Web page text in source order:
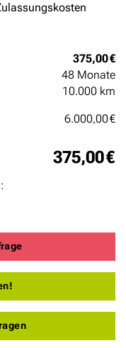
375,00 €
48 Monate
10.000 km
6.000,00 €
375,00 €